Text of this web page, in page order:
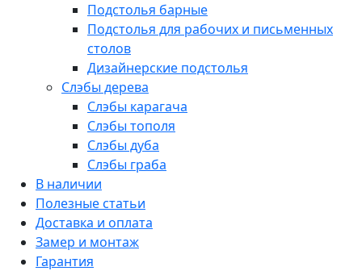
Подстолья барные
Подстолья для рабочих и письменных
столов
Дизайнерские подстолья
Слэбы дерева
Слэбы карагача
Слэбы тополя
Слэбы дуба
Слэбы граба
В наличии
Полезные статьи
Доставка и оплата
Замер и монтаж
Гарантия